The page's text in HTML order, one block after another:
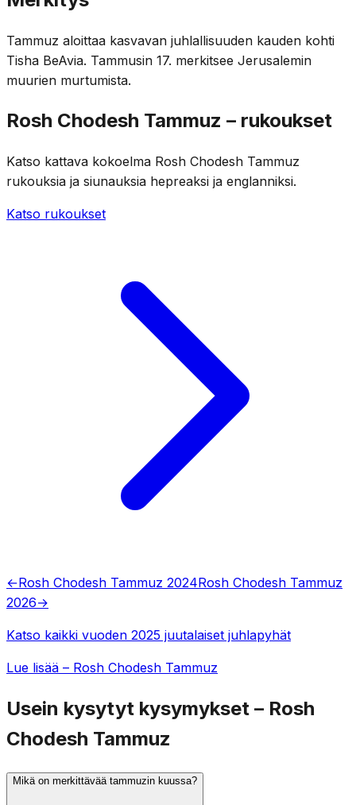
Tammuz aloittaa kasvavan juhlallisuuden kauden kohti
Tisha BeAvia. Tammusin 17. merkitsee Jerusalemin
muurien murtumista.
Rosh Chodesh Tammuz – rukoukset
Katso kattava kokoelma Rosh Chodesh Tammuz
rukouksia ja siunauksia hepreaksi ja englanniksi.
Katso rukoukset
←Rosh Chodesh Tammuz 2024Rosh Chodesh Tammuz
2026→
Katso kaikki vuoden 2025 juutalaiset juhlapyhät
Lue lisää – Rosh Chodesh Tammuz
Usein kysytyt kysymykset – Rosh
Chodesh Tammuz
Mikä on merkittävää tammuzin kuussa?